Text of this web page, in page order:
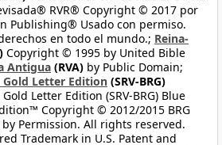
RVR® Copyright © 2017 por
Publishing® Usado con permiso.
en todo el mundo.; Reina-
Copyright © 1995 by United Bible
Antigua (RVA) by Public Domain;
Gold Letter Edition (SRV-BRG)
Letter Edition (SRV-BRG) Blue
Copyright © 2012/2015 BRG
Permission. All rights reserved.
Trademark in U.S. Patent and